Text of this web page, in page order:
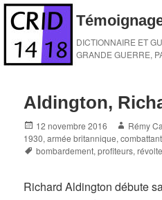
Skip
content
DICTIONNAIRE ET
GRANDE GUERRE,
Aldington,
Posted
on
12 novembre 2016 Author
Rémy
1930,armée britannique,
Tags
bombardement,profiteurs,révolte
Richard Aldington débute